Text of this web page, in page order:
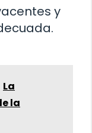
y
La
la